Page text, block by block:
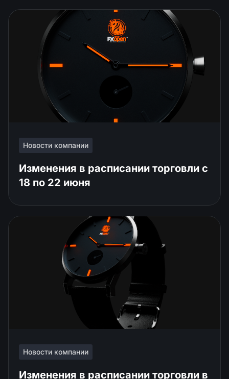
Новости компании
Изменения в расписании торговли c
18 по 22 июня
Новости компании
Изменения в расписании торговли в